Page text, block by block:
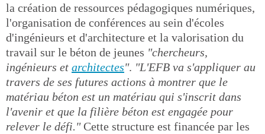
la création de ressources pédagogiques numériques,
l'organisation de conférences au sein d'écoles
d'ingénieurs et d'architecture et la valorisation du
travail sur le béton de jeunes "chercheurs,
ingénieurs et architectes". "L'EFB va s'appliquer au
travers de ses futures actions à montrer que le
matériau béton est un matériau qui s'inscrit dans
l'avenir et que la filière béton est engagée pour
relever le défi."Cette structure est financée par les